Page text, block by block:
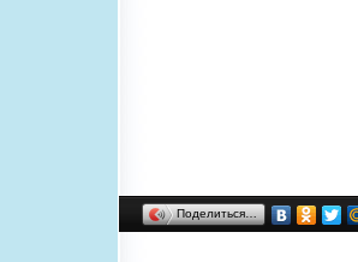
Поделиться…